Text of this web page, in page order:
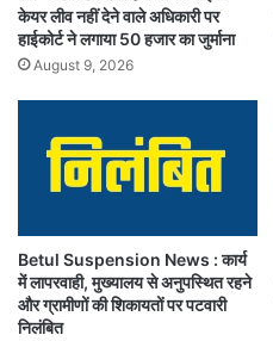
केयर लीव नहीं देने वाले अधिकारी पर
हाईकोर्ट ने लगाया 50 हजार का जुर्माना
August 9, 2026
Betul Suspension News : कार्य
में लापरवाही, मुख्यालय से अनुपस्थित रहने
और ग्रामीणों की शिकायतों पर पटवारी
निलंबित